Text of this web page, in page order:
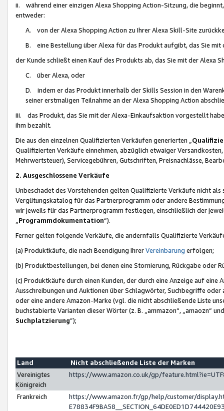
ii. während einer einzigen Alexa Shopping Action-Sitzung, die
entweder:
A. von der Alexa Shopping Action zu Ihrer Alexa Skill-Site
B. eine Bestellung über Alexa für das Produkt aufgibt, das Sie mit
der Kunde schließt einen Kauf des Produkts ab, das Sie mit der Alexa
C. über Alexa, oder
D. indem er das Produkt innerhalb der Skills Session in den
seiner erstmaligen Teilnahme an der Alexa Shopping Action
iii. das Produkt, das Sie mit der Alexa-Einkaufsaktion vorgestellt
ihm bezahlt.
Die aus den einzelnen Qualifizierten Verkäufen generierten „
Qualifizierten Verkäufe einnehmen, abzüglich etwaiger
Mehrwertsteuer), Servicegebühren, Gutschriften, Preisnachlässe,
2. Ausgeschlossene Verkäufe
Unbeschadet des Vorstehenden gelten Qualifizierte Verkäufe nicht
Vergütungskatalog für das Partnerprogramm oder andere
wir jeweils für das Partnerprogramm festlegen, einschließlich der
Programmdokumentation“).
Ferner gelten folgende Verkäufe, die andernfalls Qualifizierte
(a) Produktkäufe, die nach Beendigung IhrerVereinbarung erfolgen;
(b) Produktbestellungen, bei denen eine Stornierung, Rückgabe oder
(c) Produktkäufe durch einen Kunden, der durch eine Anzeige auf
Ausschreibungen und Auktionen über Schlagwörter, Suchbegriffe
oder eine andere Amazon-Marke (vgl. die nicht abschließende Liste
buchstabierte Varianten dieser Wörter (z. B. „ammazon“, „amaozn“
Suchplatzierung”);
Land
Nicht abschließende Liste der Marken
Vereinigtes
Königreich
https://www.amazon.co.uk/gp/
Frankreich
https://www.amazon.fr/gp/help/customer/